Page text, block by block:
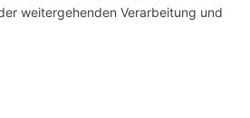
weitergehenden Verarbeitung und